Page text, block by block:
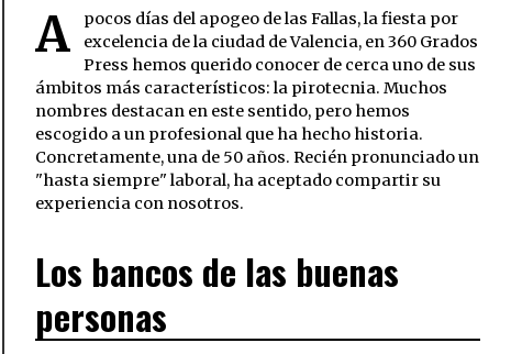
A
pocos días del apogeo de las Fallas, la fiesta por
excelencia de la ciudad de Valencia, en 360 Grados
Press hemos querido conocer de cerca uno de sus
ámbitos más característicos: la pirotecnia. Muchos
nombres destacan en este sentido, pero hemos
escogido a un profesional que ha hecho historia.
Concretamente, una de 50 años. Recién pronunciado un
"hasta siempre" laboral, ha aceptado compartir su
experiencia con nosotros.
Los bancos de las buenas
personas